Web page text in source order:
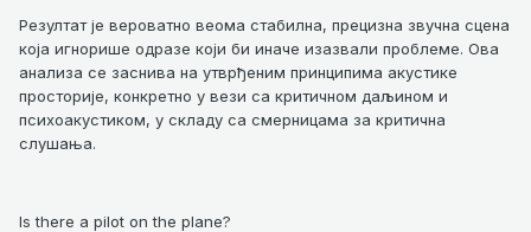
Резултат је вероватно веома стабилна, прецизна звучна сцена
која игнорише одразе који би иначе изазвали проблеме. Ова
анализа се заснива на утврђеним принципима акустике
просторије, конкретно у вези са критичном даљином и
психоакустиком, у складу са смерницама за критична
слушања.
Is there a pilot on the plane?